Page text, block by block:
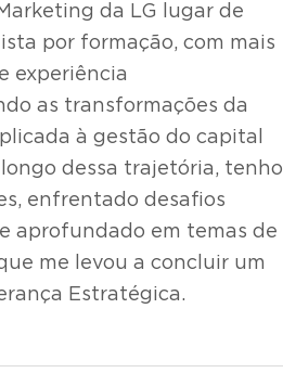
da LG lugar de
por formação, com mais
experiência
as transformações da
à gestão do capital
dessa trajetória, tenho
enfrentado desafios
aprofundado em temas de
me levou a concluir um
Estratégica.